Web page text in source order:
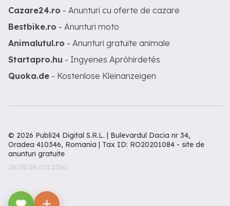
Cazare24.ro - Anunturi cu oferte de cazare
Bestbike.ro - Anunturi moto
Animalutul.ro - Anunturi gratuite animale
Startapro.hu - Ingyenes Apróhirdetés
Quoka.de - Kostenlose Kleinanzeigen
© 2026 Publi24 Digital S.R.L. | Bulevardul Dacia nr 34,
Oradea 410346, Romania | Tax ID: RO20201084 - site de
anunturi gratuite
26.08.06.c0c206c